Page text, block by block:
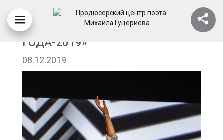
ЮЛИЯ МИХАЛЬЧИК, «ПЕСНЯ
ГОДА-2019»
08.12.2019